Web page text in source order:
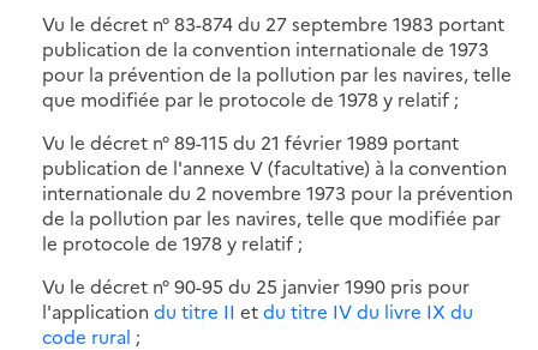
Vu le décret n° 83-874 du 27 septembre 1983 portant
publication de la convention internationale de 1973
pour la prévention de la pollution par les navires, telle
que modifiée par le protocole de 1978 y relatif ;
Vu le décret n° 89-115 du 21 février 1989 portant
publication de l'annexe V (facultative) à la convention
internationale du 2 novembre 1973 pour la prévention
de la pollution par les navires, telle que modifiée par
le protocole de 1978 y relatif ;
Vu le décret n° 90-95 du 25 janvier 1990 pris pour
l'application du titre II etdu titre IV du livre IX du
code rural ;